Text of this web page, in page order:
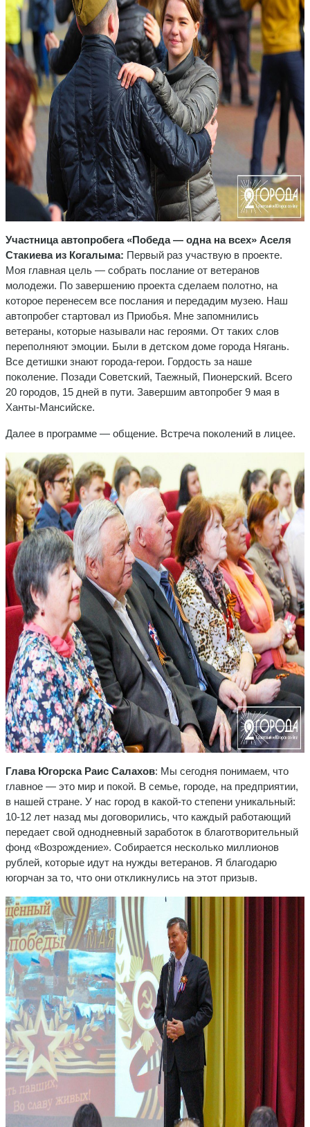
Участница автопробега «Победа — одна на всех» Аселя
Стакиева из Когалыма: Первый раз участвую в проекте.
Моя главная цель — собрать послание от ветеранов
молодежи. По завершению проекта сделаем полотно, на
которое перенесем все послания и передадим музею. Наш
автопробег стартовал из Приобья. Мне запомнились
ветераны, которые называли нас героями. От таких слов
переполняют эмоции. Были в детском доме города Нягань.
Все детишки знают города-герои. Гордость за наше
поколение. Позади Советский, Таежный, Пионерский. Всего
20 городов, 15 дней в пути. Завершим автопробег 9 мая в
Ханты-Мансийске.
Далее в программе — общение. Встреча поколений в лицее.
Глава Югорска Раис Салахов: Мы сегодня понимаем, что
главное — это мир и покой. В семье, городе, на предприятии,
в нашей стране. У нас город в какой-то степени уникальный:
10-12 лет назад мы договорились, что каждый работающий
передает свой однодневный заработок в благотворительный
фонд «Возрождение». Собирается несколько миллионов
рублей, которые идут на нужды ветеранов. Я благодарю
югорчан за то, что они откликнулись на этот призыв.